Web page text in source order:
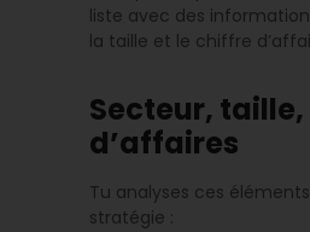
liste avec des
la taille et le chiffre
Secteur,
d’affaires
Tu analyses ces
stratégie :